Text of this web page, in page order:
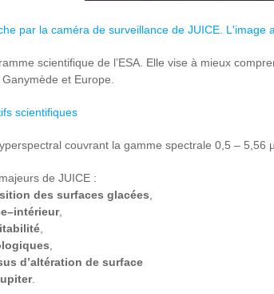
par la caméra de surveillance de JUICE.
scientifique de l’ESA. Elle vise à mieux
et Europe.
scientifiques
couvrant la gamme spectrale 0,5 – 5,56
de JUICE :
des surfaces glacées
,
d’altération de surface
.